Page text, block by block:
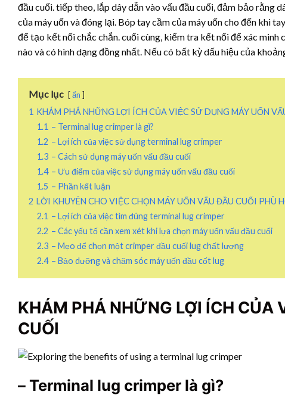
đầu cuối. tiếp theo, lắp dây dẫn vào vấu đầu cuối, đảm bảo rằng
của máy uốn và đóng lại. Bóp tay cầm của máy uốn cho đến khi
để tạo kết nối chắc chắn. cuối cùng, kiểm tra kết nối để xác
nào và có hình dạng đồng nhất. Nếu có bất kỳ dấu hiệu của
Mục lục ẩn
1 KHÁM PHÁ NHỮNG LỢI ÍCH CỦA VIỆC SỬ DỤNG MÁY UỐN
1.1 – Terminal lug crimper là gì?
1.2 – Lợi ích của việc sử dụng terminal lug crimper
1.3 – Cách sử dụng máy uốn vấu đầu cuối
1.4 – Ưu điểm của việc sử dụng máy uốn vấu đầu cuối
1.5 – Phần kết luận
2 LỜI KHUYÊN CHO VIỆC CHỌN MÁY UỐN VẤU ĐẦU CUỐI PHÙ
2.1 – Lợi ích của việc tìm đúng terminal lug crimper
2.2 – Các yếu tố cần xem xét khi lựa chọn máy uốn vấu đầu cuối
2.3 – Mẹo để chọn một crimper đầu cuối lug chất lượng
2.4 – Bảo dưỡng và chăm sóc máy uốn đầu cốt lug
KHÁM PHÁ NHỮNG LỢI ÍCH CỦA
CUỐI
– Terminal lug crimper là gì?